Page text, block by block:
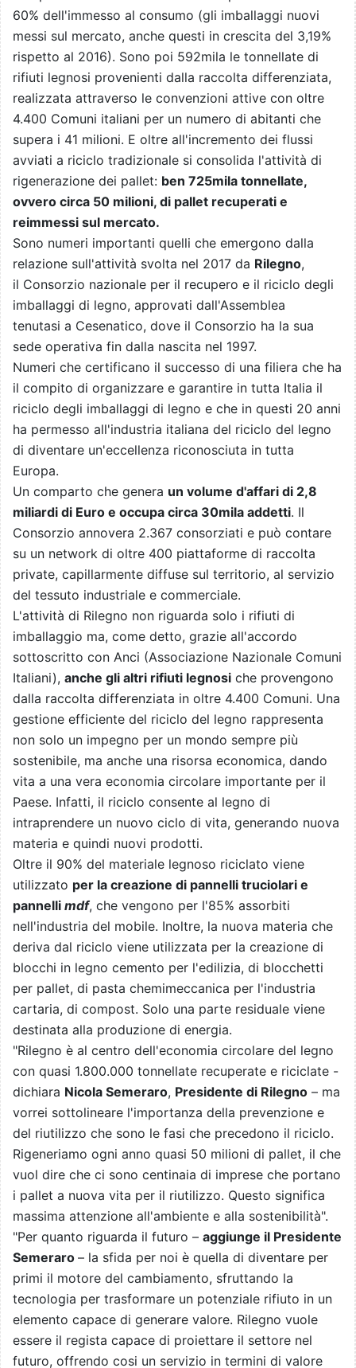
60% dell'immesso al consumo (gli imballaggi nuovi
messi sul mercato, anche questi in crescita del 3,19%
rispetto al 2016). Sono poi 592mila le tonnellate di
rifiuti legnosi provenienti dalla raccolta differenziata,
realizzata attraverso le convenzioni attive con oltre
4.400 Comuni italiani per un numero di abitanti che
supera i 41 milioni. E oltre all'incremento dei flussi
avviati a riciclo tradizionale si consolida l'attività di
rigenerazione dei pallet: ben 725mila tonnellate,
ovvero circa 50 milioni, di pallet recuperati e
reimmessi sul mercato.
Sono numeri importanti quelli che emergono dalla
relazione sull'attività svolta nel 2017 da Rilegno,
il Consorzio nazionale per il recupero e il riciclo degli
imballaggi di legno, approvati dall'Assemblea
tenutasi a Cesenatico, dove il Consorzio ha la sua
sede operativa fin dalla nascita nel 1997.
Numeri che certificano il successo di una filiera che ha
il compito di organizzare e garantire in tutta Italia il
riciclo degli imballaggi di legno e che in questi 20 anni
ha permesso all'industria italiana del riciclo del legno
di diventare un'eccellenza riconosciuta in tutta
Europa.
Un comparto che genera un volume d'affari di 2,8
miliardi di Euro e occupa circa 30mila addetti. Il
Consorzio annovera 2.367 consorziati e può contare
su un network di oltre 400 piattaforme di raccolta
private, capillarmente diffuse sul territorio, al servizio
del tessuto industriale e commerciale.
L'attività di Rilegno non riguarda solo i rifiuti di
imballaggio ma, come detto, grazie all'accordo
sottoscritto con Anci (Associazione Nazionale Comuni
Italiani), anche gli altri rifiuti legnosi che provengono
dalla raccolta differenziata in oltre 4.400 Comuni. Una
gestione efficiente del riciclo del legno rappresenta
non solo un impegno per un mondo sempre più
sostenibile, ma anche una risorsa economica, dando
vita a una vera economia circolare importante per il
Paese. Infatti, il riciclo consente al legno di
intraprendere un nuovo ciclo di vita, generando nuova
materia e quindi nuovi prodotti.
Oltre il 90% del materiale legnoso riciclato viene
utilizzato per la creazione di pannelli truciolari e
pannelli mdf, che vengono per l'85% assorbiti
nell'industria del mobile. Inoltre, la nuova materia che
deriva dal riciclo viene utilizzata per la creazione di
blocchi in legno cemento per l'edilizia, di blocchetti
per pallet, di pasta chemimeccanica per l'industria
cartaria, di compost. Solo una parte residuale viene
destinata alla produzione di energia.
"Rilegno è al centro dell'economia circolare del legno
con quasi 1.800.000 tonnellate recuperate e riciclate -
dichiara Nicola Semeraro, Presidente di Rilegno – ma
vorrei sottolineare l'importanza della prevenzione e
del riutilizzo che sono le fasi che precedono il riciclo.
Rigeneriamo ogni anno quasi 50 milioni di pallet, il che
vuol dire che ci sono centinaia di imprese che portano
i pallet a nuova vita per il riutilizzo. Questo significa
massima attenzione all'ambiente e alla sostenibilità".
"Per quanto riguarda il futuro – aggiunge il Presidente
Semeraro – la sfida per noi è quella di diventare per
primi il motore del cambiamento, sfruttando la
tecnologia per trasformare un potenziale rifiuto in un
elemento capace di generare valore. Rilegno vuole
essere il regista capace di proiettare il settore nel
futuro, offrendo cosi un servizio in termini di valore